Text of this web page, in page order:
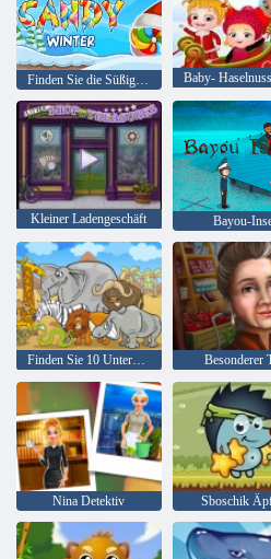
Kleiner Ladengeschäft Bayou-
Finden Sie 10 Unterschiede Besonderer
Nina Detektiv Sboschik